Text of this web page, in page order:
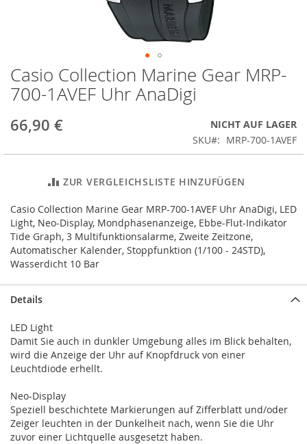
Zum
Anfang
der
springen
Casio Collection Marine Gear MRP-
700-1AVEF Uhr AnaDigi
66,90 €
NICHT AUF LAGER
SKU
MRP-700-1AVEF
ZUR VERGLEICHSLISTE HINZUFÜGEN
Casio Collection Marine Gear MRP-700-1AVEF Uhr AnaDigi, LED
Light, Neo-Display, Mondphasenanzeige, Ebbe-Flut-Indikator
Tide Graph, 3 Multifunktionsalarme, Zweite Zeitzone,
Automatischer Kalender, Stoppfunktion (1/100 - 24STD),
Wasserdicht 10 Bar
Details
LED Light
Damit Sie auch in dunkler Umgebung alles im Blick behalten,
wird die Anzeige der Uhr auf Knopfdruck von einer
Leuchtdiode erhellt.
Neo-Display
Speziell beschichtete Markierungen auf Zifferblatt und/oder
Zeiger leuchten in der Dunkelheit nach, wenn Sie die Uhr
zuvor einer Lichtquelle ausgesetzt haben.